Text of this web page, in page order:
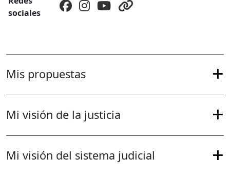
sociales
Mis propuestas
Mi visión de la justicia
Mi visión del sistema judicial